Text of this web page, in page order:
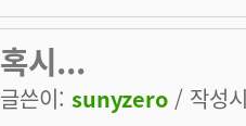
혹시...
글쓴이: sunyzero / 작성